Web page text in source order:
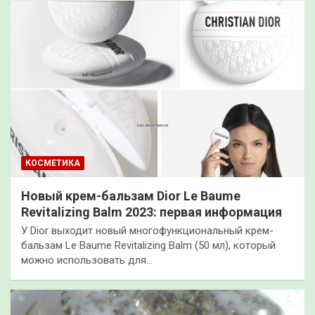
КОСМЕТИКА
Новый крем-бальзам Dior Le Baume
Revitalizing Balm 2023: первая информация
У Dior выходит новый многофункциональный крем-
бальзам Le Baume Revitalizing Balm (50 мл), который
можно использовать для…